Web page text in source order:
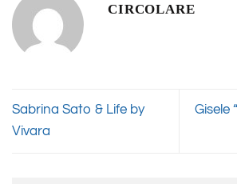
CIRCOLARE
Sabrina Sato & Life by
Vivara
Gisele